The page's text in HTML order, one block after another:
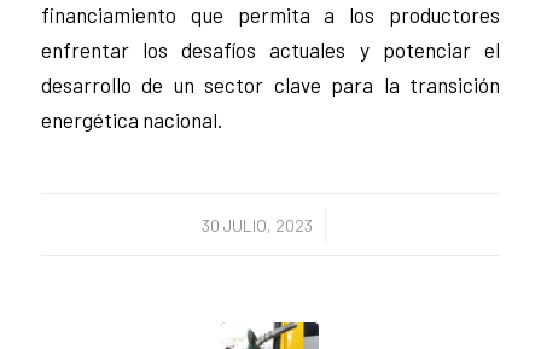
financiamiento que permita a los productores
enfrentar los desafíos actuales y potenciar el
desarrollo de un sector clave para la transición
energética nacional.
30 JULIO, 2023
/